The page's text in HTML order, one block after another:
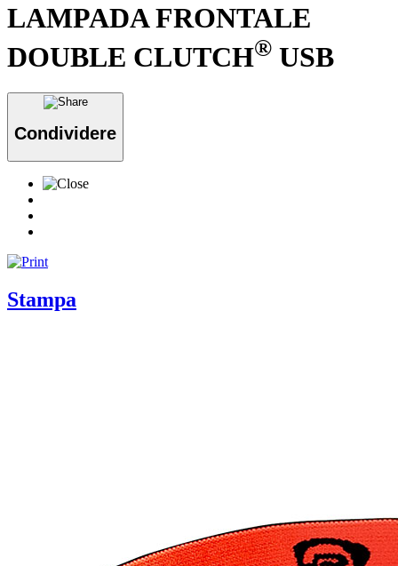
LAMPADA FRONTALE
DOUBLE CLUTCH® USB
Condividere
Stampa